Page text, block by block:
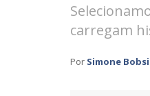
carregam
Por Simone